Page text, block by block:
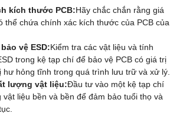
kích thước PCB:Hãy chắc chắn rằng giá
thể chứa chính xác kích thước của PCB của
vệ ESD:Kiểm tra các vật liệu và tính
trong kệ tạp chí để bảo vệ PCB có giá trị
hư hỏng tĩnh trong quá trình lưu trữ và xử lý.
lượng vật liệu:Đầu tư vào một kệ tạp chí
liệu bền và bền để đảm bảo tuổi thọ và